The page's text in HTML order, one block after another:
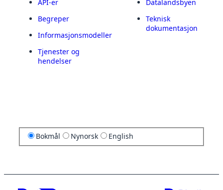
API-er
Begreper
Informasjonsmodeller
Tjenester og
hendelser
Datalandsbyen
Teknisk
dokumentasjon
Bokmål Nynorsk English